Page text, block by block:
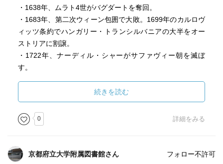
・1638年、ムラト4世がバグダートを奪回。
・1683年、第二次ウィーン包囲で大敗。1699年のカルロヴ
ィッツ条約でハンガリー・トランシルバニアの大半をオー
ストリアに割譲。
・1722年、ナーディル・シャーがサファヴィー朝を滅ぼ
す。
・1798年、イギリスとインドの連絡を絶つ目的でナポレオ
ンがエジプトに上陸。
・1805年、エジプト総督ムハンマド・アリーのもとで実質
的にエジプトが独立。ムハンマド・アリー朝エジプト。
リシアの独立を認める。
続きを読む
0 詳細をみる
京都府立大学附属図書館さん フォロー不許可